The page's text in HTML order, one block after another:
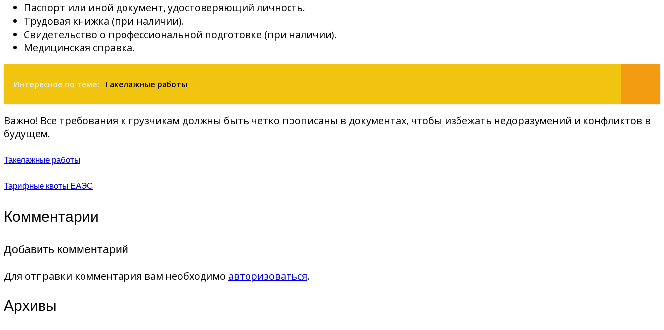
Паспорт или иной документ, удостоверяющий личность.
Трудовая книжка (при наличии).
Свидетельство о профессиональной подготовке (при наличии).
Медицинская справка.
Интересное по теме: Такелажные работы
Важно! Все требования к грузчикам должны быть четко прописаны в документах, чтобы избежать недоразумений и конфликтов в
будущем.
Такелажные работы
Тарифные квоты ЕАЭС
Комментарии
Добавить комментарий
Для отправки комментария вам необходимо авторизоваться.
Архивы